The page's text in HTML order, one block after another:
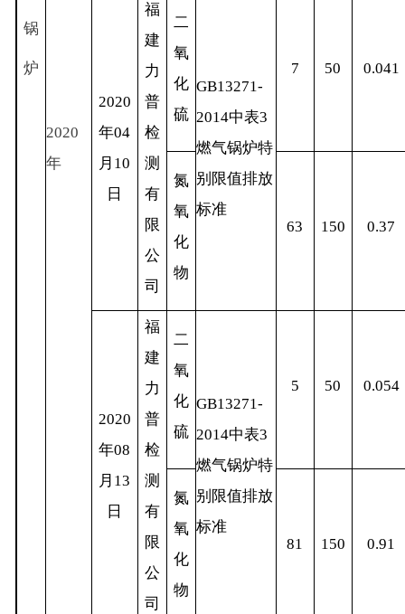
锅
炉
2020
年
2020
年04
月 10
日
福
建
力
普
检
测
有
限
公
司
二
氧
化
硫
GB13271-
2014中表3
燃气锅炉特
别限值排放
标准
7 50 0.041
氮
氧
化
物
63 150 0.37
2020
年08
月 13
日
福
建
力
普
检
测
有
限
公
司
二
氧
化
硫
GB13271-
2014中表3
燃气锅炉特
别限值排放
标准
5 50 0.054
氮
氧
化
物
81 150 0.91